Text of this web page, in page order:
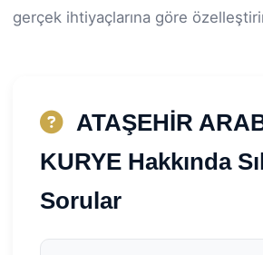
gerçek ihtiyaçlarına göre
ATAŞEHİR
KURYE Hakkında
Sorular